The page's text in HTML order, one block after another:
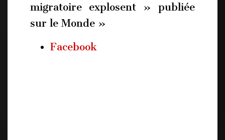
migratoire explosent » publiée
sur le Monde »
Facebook